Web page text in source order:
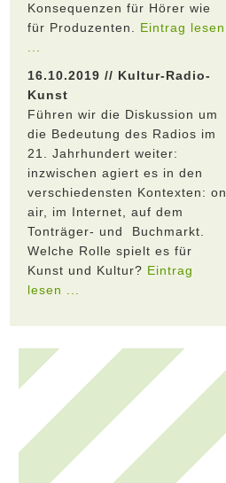
Konsequenzen für Hörer wie
für Produzenten. Eintrag lesen
16.10.2019 // Kultur-Radio-
Kunst
Führen wir die Diskussion um
die Bedeutung des Radios im
21. Jahrhundert weiter:
inzwischen agiert es in den
verschiedensten Kontexten: on
air, im Internet, auf dem
Tonträger- und Buchmarkt.
Welche Rolle spielt es für
Kunst und Kultur? Eintrag
lesen ...